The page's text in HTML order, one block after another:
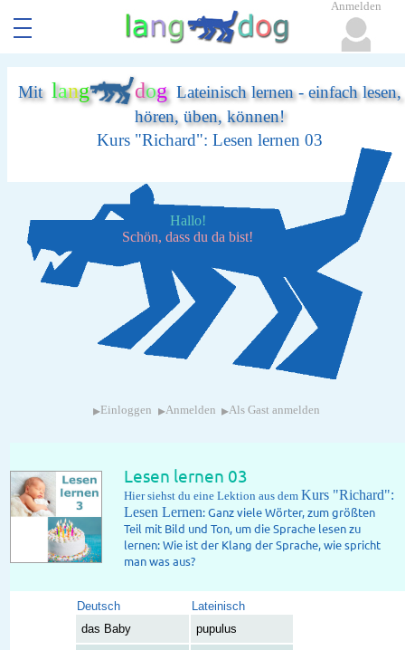
Mit lang dogLateinisch lernen - einfach lesen,
hören, üben, können!
Kurs "Richard": Lesen lernen 03
Hallo!
Schön, dass du da bist!
▸ Einloggen ▸Anmelden ▸Als Gast anmelden
Lesen lernen 03
Hier siehst du eine Lektion aus dem Kurs "Richard":
Lesen Lernen: Ganz viele Wörter, zum größten
Teil mit Bild und Ton, um die Sprache lesen zu
lernen: Wie ist der Klang der Sprache, wie spricht
man was aus?
Deutsch
Lateinisch
das Baby
pupulus
Anmelden